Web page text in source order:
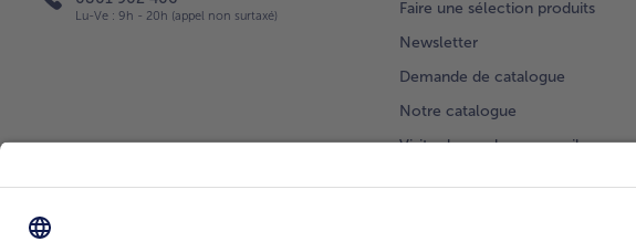
Lu-Ve : 9h - 20h (appel non surtaxé)
Faire une sélection produits
Newsletter
Demande de catalogue
Notre catalogue
Visite du vendeur-conseil